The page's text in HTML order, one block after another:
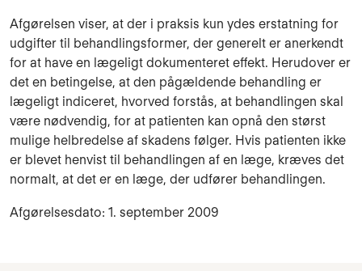
Afgørelsen viser, at der i praksis kun ydes erstatning for
udgifter til behandlingsformer, der generelt er anerkendt
for at have en lægeligt dokumenteret effekt. Herudover er
det en betingelse, at den pågældende behandling er
lægeligt indiceret, hvorved forstås, at behandlingen skal
være nødvendig, for at patienten kan opnå den størst
mulige helbredelse af skadens følger. Hvis patienten ikke
er blevet henvist til behandlingen af en læge, kræves det
normalt, at det er en læge, der udfører behandlingen.
Afgørelsesdato: 1. september 2009